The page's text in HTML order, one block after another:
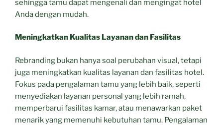
sehingga tamu dapat mengenali dan mengingat hotel
Anda dengan mudah.
Meningkatkan Kualitas Layanan dan Fasilitas
Rebranding bukan hanya soal perubahan visual, tetapi
juga meningkatkan kualitas layanan dan fasilitas hotel.
Fokus pada pengalaman tamu yang lebih baik, seperti
menyediakan layanan personal yang lebih ramah,
memperbarui fasilitas kamar, atau menawarkan paket
menarik yang memenuhi kebutuhan tamu. Pengalaman